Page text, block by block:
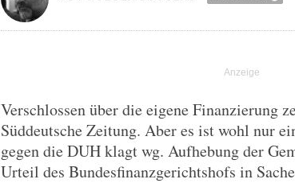
Verschlossen über die eigene Finanzierung
Süddeutsche Zeitung. Aber es ist wohl nur
gegen die DUH klagt wg. Aufhebung der
Urteil des Bundesfinanzgerichtshofs in